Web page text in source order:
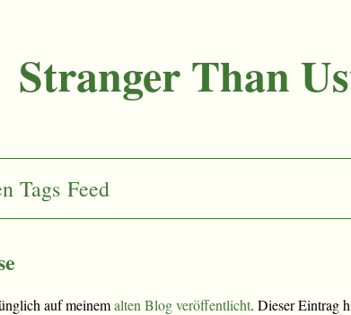
Stranger Than
Tags Feed
auf meinemalten Blog veröffentlicht. Dieser Eintrag